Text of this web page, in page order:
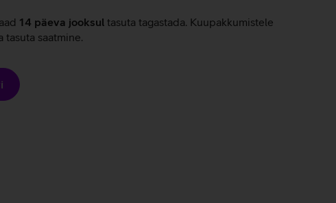
14 päeva jooksul tasuta tagastada. Kuupakkumistele
tasuta saatmine.